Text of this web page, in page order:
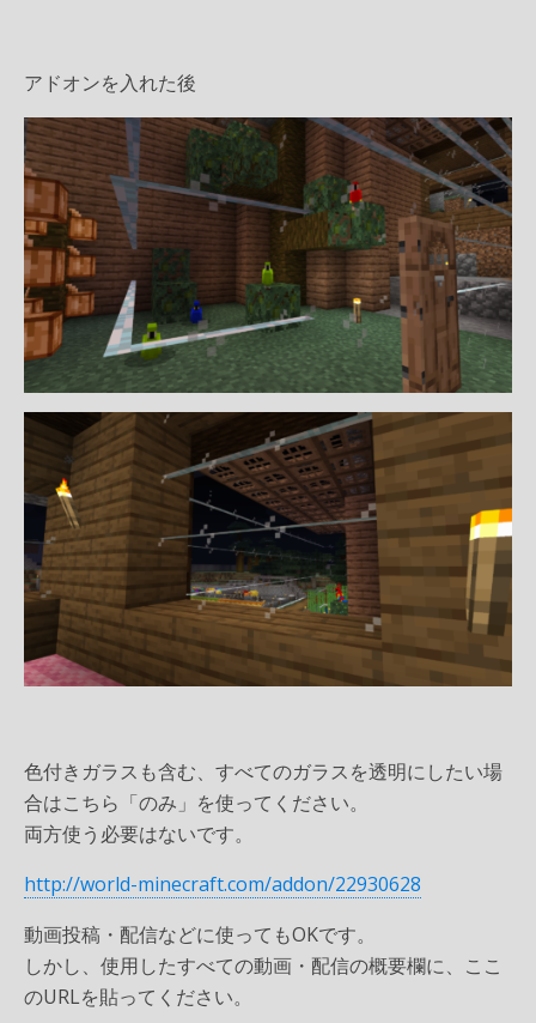
アドオンを入れた後
色付きガラスも含む、すべてのガラスを透明にしたい場
合はこちら「のみ」を使ってください。
両方使う必要はないです。
http://world-minecraft.com/addon/22930628
動画投稿・配信などに使ってもOKです。
しかし、使用したすべての動画・配信の概要欄に、ここ
のURLを貼ってください。